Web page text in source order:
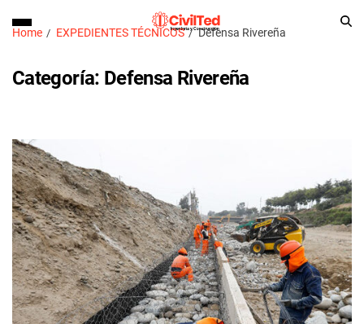
Home EXPEDIENTES TÉCNICOS Defensa Rivereña
Categoría: Defensa Rivereña